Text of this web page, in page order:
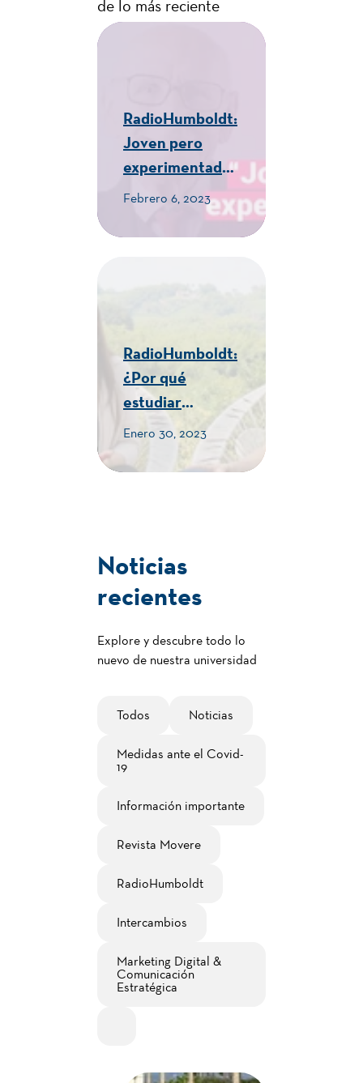
de lo más reciente
RadioHumboldt:
Joven pero
experimentado -
CUE Alexander
von Humboldt
Febrero 6, 2023
RadioHumboldt:
¿Por qué
estudiar
Turismo en la
Humboldt? -
CUE Alexander
Enero 30, 2023
Noticias
recientes
Explore y descubre todo lo
nuevo de nuestra universidad
Todos Noticias
Medidas ante el Covid-
19
Información importante
Revista Movere
RadioHumboldt
Intercambios
Marketing Digital &
Comunicación
Estratégica